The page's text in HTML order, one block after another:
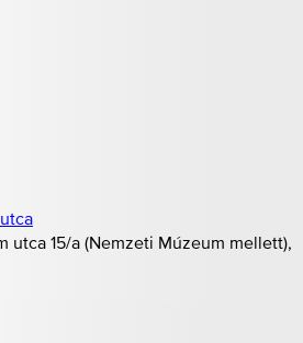
utca 15/a (Nemzeti Múzeum mellett),